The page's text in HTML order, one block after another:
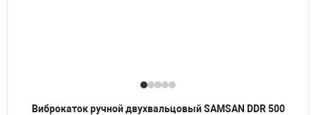
Виброкаток ручной двухвальцовый SAMSAN DDR 500